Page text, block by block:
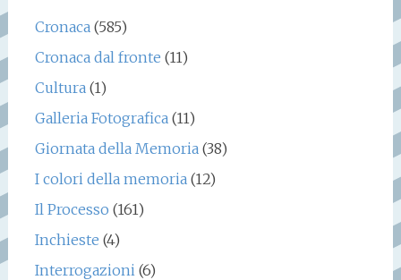
Cronaca (585)
Cronaca dal fronte (11)
Cultura (1)
Galleria Fotografica (11)
Giornata della Memoria (38)
I colori della memoria (12)
Il Processo (161)
Inchieste (4)
Interrogazioni (6)